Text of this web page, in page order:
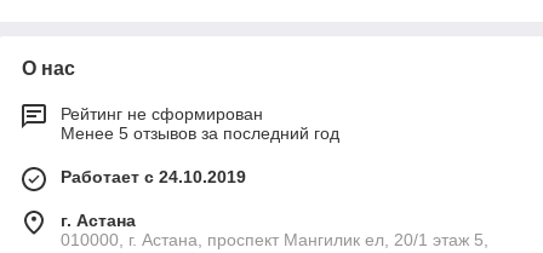
можно в нашем магазине. Цена на грузовые шины
обратиться к нам за консультацией и по вашему запросу мы
подберем для вас шины оптимально подходящие для ваших
О нас
Рейтинг не сформирован
Менее 5 отзывов за последний год
Работает с 24.10.2019
г. Астана
010000, г. Астана, проспект Мангилик ел, 20/1 этаж 5,